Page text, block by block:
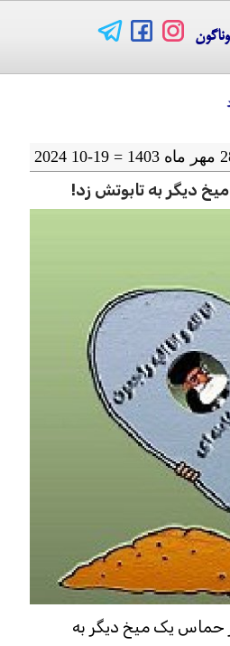
دیگر به تابوتش زد!
حماس یک میخ دیگر به